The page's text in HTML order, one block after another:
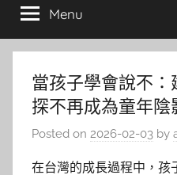
Menu
當孩子學會說不
探不再成為童年陰
Posted on 2026-02-03 by
在台灣的成長過程中，孩